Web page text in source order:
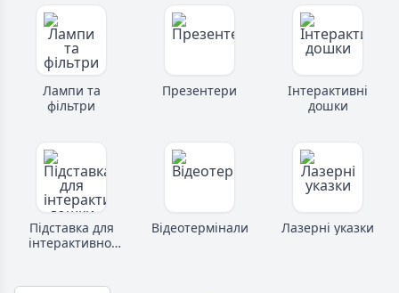
Лампи та
фільтри
Презентери
Інтерактивні
дошки
Підставка для
інтерактивної
Відеотермінали Лазерні указки